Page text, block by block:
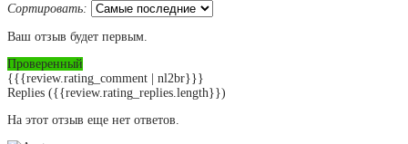
Сортировать:
Ваш отзыв будет первым.
Проверенный
{{{review.rating_comment | nl2br}}}
Replies ({{review.rating_replies.length}})
На этот отзыв еще нет ответов.